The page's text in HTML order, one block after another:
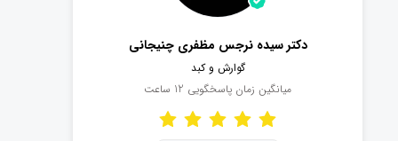
دکتر سیده نرجس مظفری چنیجانی
گوارش و کبد
میانگین زمان پاسخگویی 12 ساعت